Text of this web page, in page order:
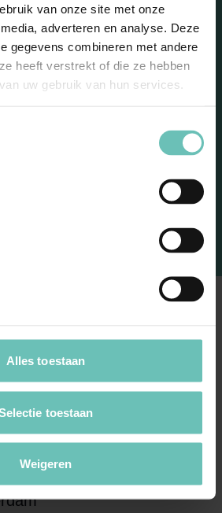
van onze site met onze
adverteren en analyse. Deze
gegevens combineren met andere
heeft verstrekt of die ze hebben
uw gebruik van hun services.
Alles toestaan
toestaan
Weigeren
met onze
100